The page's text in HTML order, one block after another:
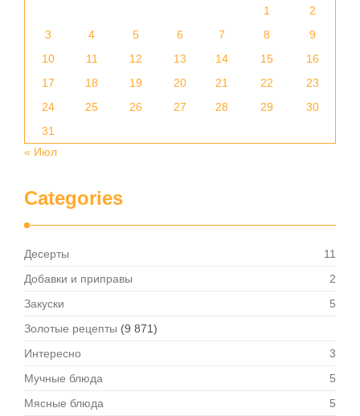
1
2
3
4 5 6 7 8
9
10
11 12 13 14 15
16
17
18 19 20 21 22
23
24
25 26 27 28 29
30
31
« Июл
Categories
Десерты
11
Добавки и приправы
2
Закуски
5
Золотые рецепты (9 871)
Интересно
3
Мучные блюда
5
Мясные блюда
5